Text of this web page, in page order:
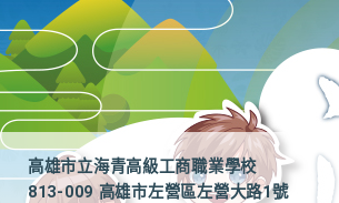
高雄市立海青高級工商職業學校
813-009 高雄市左營區左營大路1號